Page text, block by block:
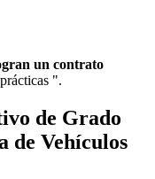
un contrato
".
de Grado
de Vehículos